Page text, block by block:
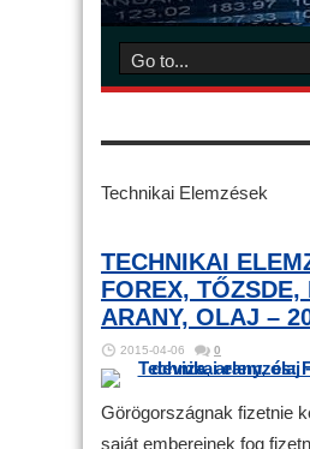
Technikai Elemzések
TECHNIKAI
FOREX, TŐZSDE,
ARANY, OLAJ –
2015-04-06 0
Görögországnak fizetnie
saját embereinek fog